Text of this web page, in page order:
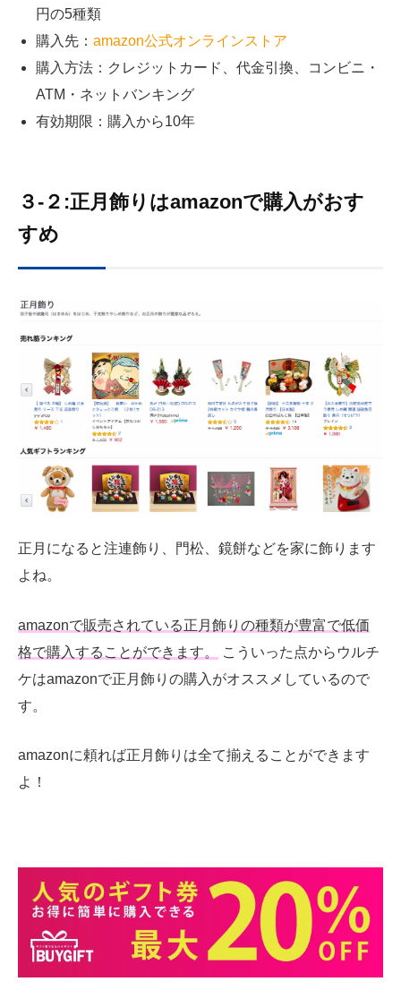
円の5種類
購入先： amazon公式オンラインストア
購入方法：クレジットカード、代金引換、コンビニ・
ATM ・ネットバンキング
有効期限：購入から10年
３-２:正月飾りはamazonで購入がおす
すめ
正月になると注連飾り、門松、鏡餅などを家に飾ります
よね。
amazonで販売されている正月飾りの種類が豊富で低価
格で購入することができます。
こういった点からウルチ
ケはamazonで正月飾りの購入がオススメしているので
す。
amazonに頼れば正月飾りは全て揃えることができます
よ！